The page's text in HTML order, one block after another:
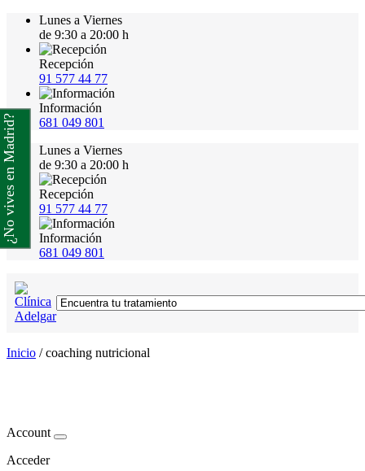
Lunes a Viernes
de 9:30 a 20:00 h
Recepción
91 577 44 77
Información
681 049 801
Lunes a Viernes
de 9:30 a 20:00 h
Recepción
91 577 44 77
Información
681 049 801
Inicio /coaching nutricional
Account
Acceder
¿No vives en Madrid?